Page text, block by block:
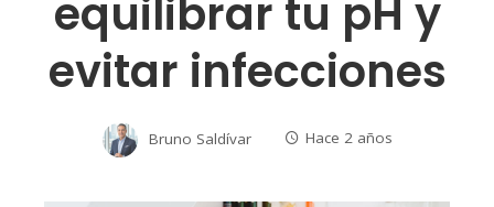
equilibrar tu pH y
evitar infecciones
Bruno Saldívar Hace 2 años